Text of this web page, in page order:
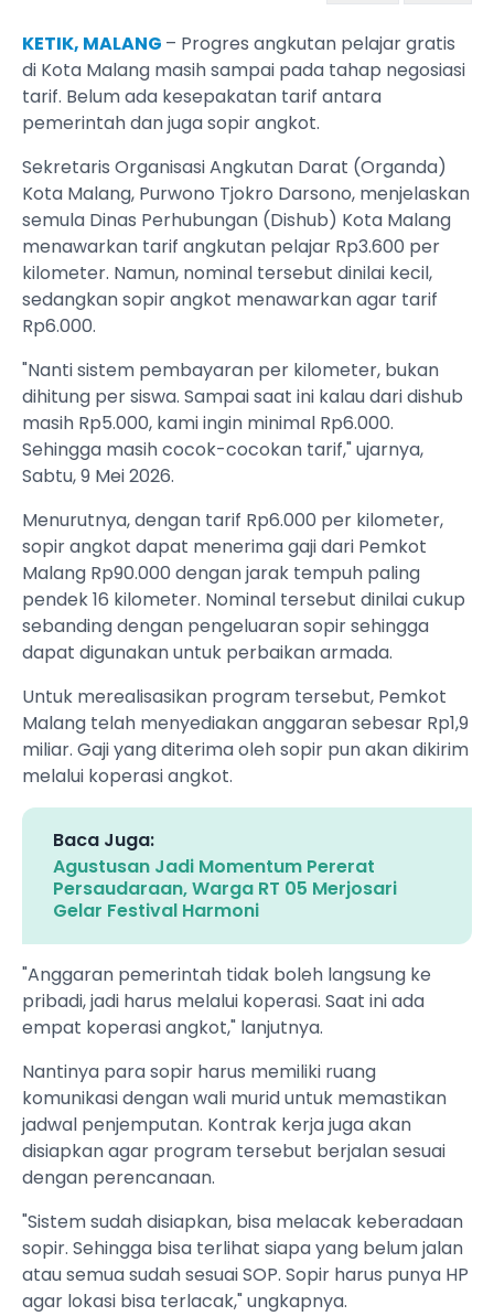
KETIK, MALANG – Progres angkutan pelajar gratis
di Kota Malang masih sampai pada tahap negosiasi
tarif. Belum ada kesepakatan tarif antara
pemerintah dan juga sopir angkot.
Sekretaris Organisasi Angkutan Darat (Organda)
Kota Malang, Purwono Tjokro Darsono, menjelaskan
semula Dinas Perhubungan (Dishub) Kota Malang
menawarkan tarif angkutan pelajar Rp3.600 per
kilometer. Namun, nominal tersebut dinilai kecil,
sedangkan sopir angkot menawarkan agar tarif
Rp6.000.
"Nanti sistem pembayaran per kilometer, bukan
dihitung per siswa. Sampai saat ini kalau dari dishub
masih Rp5.000, kami ingin minimal Rp6.000.
Sehingga masih cocok-cocokan tarif," ujarnya,
Sabtu, 9 Mei 2026.
Menurutnya, dengan tarif Rp6.000 per kilometer,
sopir angkot dapat menerima gaji dari Pemkot
Malang Rp90.000 dengan jarak tempuh paling
pendek 16 kilometer. Nominal tersebut dinilai cukup
sebanding dengan pengeluaran sopir sehingga
dapat digunakan untuk perbaikan armada.
Untuk merealisasikan program tersebut, Pemkot
Malang telah menyediakan anggaran sebesar Rp1,9
miliar. Gaji yang diterima oleh sopir pun akan dikirim
melalui koperasi angkot.
Baca Juga:
Agustusan Jadi Momentum Pererat
Persaudaraan, Warga RT 05 Merjosari
Gelar Festival Harmoni
"Anggaran pemerintah tidak boleh langsung ke
pribadi, jadi harus melalui koperasi. Saat ini ada
empat koperasi angkot," lanjutnya.
Nantinya para sopir harus memiliki ruang
komunikasi dengan wali murid untuk memastikan
jadwal penjemputan. Kontrak kerja juga akan
disiapkan agar program tersebut berjalan sesuai
dengan perencanaan.
"Sistem sudah disiapkan, bisa melacak keberadaan
sopir. Sehingga bisa terlihat siapa yang belum jalan
atau semua sudah sesuai SOP. Sopir harus punya HP
agar lokasi bisa terlacak," ungkapnya.